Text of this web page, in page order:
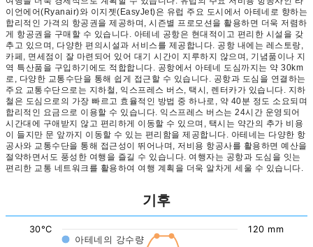
이언에어(Ryanair)와 이지젯(EasyJet)은 유럽 주요 도시에서 아테네로 향하는
합리적인 가격의 항공권을 제공하며, 시즌별 프로모션을 활용하면 더욱 저렴하
게 항공권을 구매할 수 있습니다. 아테네 공항은 현대적이고 편리한 시설을 갖
추고 있으며, 다양한 편의시설과 서비스를 제공합니다. 공항 내에는 레스토랑,
카페, 면세점이 잘 마련되어 있어 대기 시간이 지루하지 않으며, 기념품이나 지
역 특산품을 구입하기에도 적합합니다. 공항에서 아테네 도심까지는 약 30km
로, 다양한 교통수단을 통해 쉽게 접근할 수 있습니다. 공항과 도심을 연결하는
주요 교통수단으로는 지하철, 익스프레스 버스, 택시, 렌터카가 있습니다. 지하
철은 도심으로의 가장 빠르고 효율적인 방법 중 하나로, 약 40분 정도 소요되며
합리적인 요금으로 이용할 수 있습니다. 익스프레스 버스는 24시간 운영되어
시간대에 구애받지 않고 편리하게 이동할 수 있으며, 택시는 약간의 추가 비용
이 들지만 문 앞까지 이동할 수 있는 편리함을 제공합니다. 아테네는 다양한 항
공사와 교통수단을 통해 접근성이 뛰어나며, 저비용 항공사를 활용하면 예산을
절약하면서도 풍성한 여행을 즐길 수 있습니다. 여행자는 공항과 도심을 잇는
편리한 교통 네트워크를 활용하여 여행 계획을 더욱 알차게 세울 수 있습니다.
기후
아테네의 강수량
30°C 120 mm